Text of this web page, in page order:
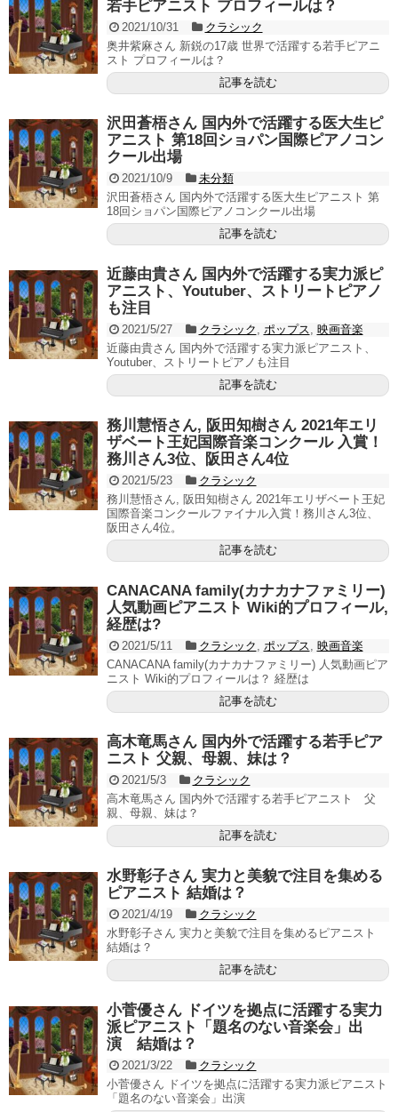
若手ピアニスト プロフィールは？
2021/10/31
クラシック
奥井紫麻さん 新鋭の17歳 世界で活躍する若手ピアニ
スト プロフィールは？
記事を読む
沢田蒼梧さん 国内外で活躍する医大生ピ
アニスト 第18回ショパン国際ピアノコン
クール出場
2021/10/9
未分類
沢田蒼梧さん 国内外で活躍する医大生ピアニスト 第
18回ショパン国際ピアノコンクール出場
記事を読む
近藤由貴さん 国内外で活躍する実力派ピ
アニスト、Youtuber、ストリートピアノ
も注目
2021/5/27 クラシック ポップス
映画音楽
近藤由貴さん 国内外で活躍する実力派ピアニスト、
Youtuber、ストリートピアノも注目
記事を読む
務川慧悟さん, 阪田知樹さん 2021年エリ
ザベート王妃国際音楽コンクール 入賞！
務川さん3位、阪田さん4位
2021/5/23
クラシック
務川慧悟さん, 阪田知樹さん 2021年エリザベート王妃
国際音楽コンクールファイナル入賞！務川さん3位、
阪田さん4位。
記事を読む
CANACANA family(カナカナファミリー)
人気動画ピアニスト Wiki的プロフィール,
経歴は?
2021/5/11 クラシック ポップス
映画音楽
CANACANA family(カナカナファミリー) 人気動画ピア
ニスト Wiki的プロフィールは？ 経歴は
記事を読む
高木竜馬さん 国内外で活躍する若手ピア
ニスト 父親、母親、妹は？
2021/5/3
クラシック
高木竜馬さん 国内外で活躍する若手ピアニスト 父
親、母親、妹は？
記事を読む
水野彰子さん 実力と美貌で注目を集める
ピアニスト 結婚は？
2021/4/19
クラシック
水野彰子さん 実力と美貌で注目を集めるピアニスト
結婚は？
記事を読む
小菅優さん ドイツを拠点に活躍する実力
派ピアニスト「題名のない音楽会」出
演 結婚は？
2021/3/22
クラシック
小菅優さん ドイツを拠点に活躍する実力派ピアニスト
「題名のない音楽会」出演